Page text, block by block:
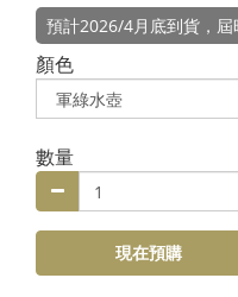
預計2026/4月底到貨，屆
顏色
數量
現在預購